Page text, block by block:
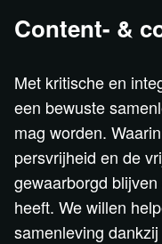
Content- &
Met kritische en
een bewuste
mag worden.
persvrijheid en de
gewaarborgd
heeft. We willen
samenleving